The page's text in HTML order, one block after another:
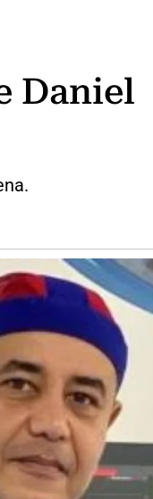
Daniel